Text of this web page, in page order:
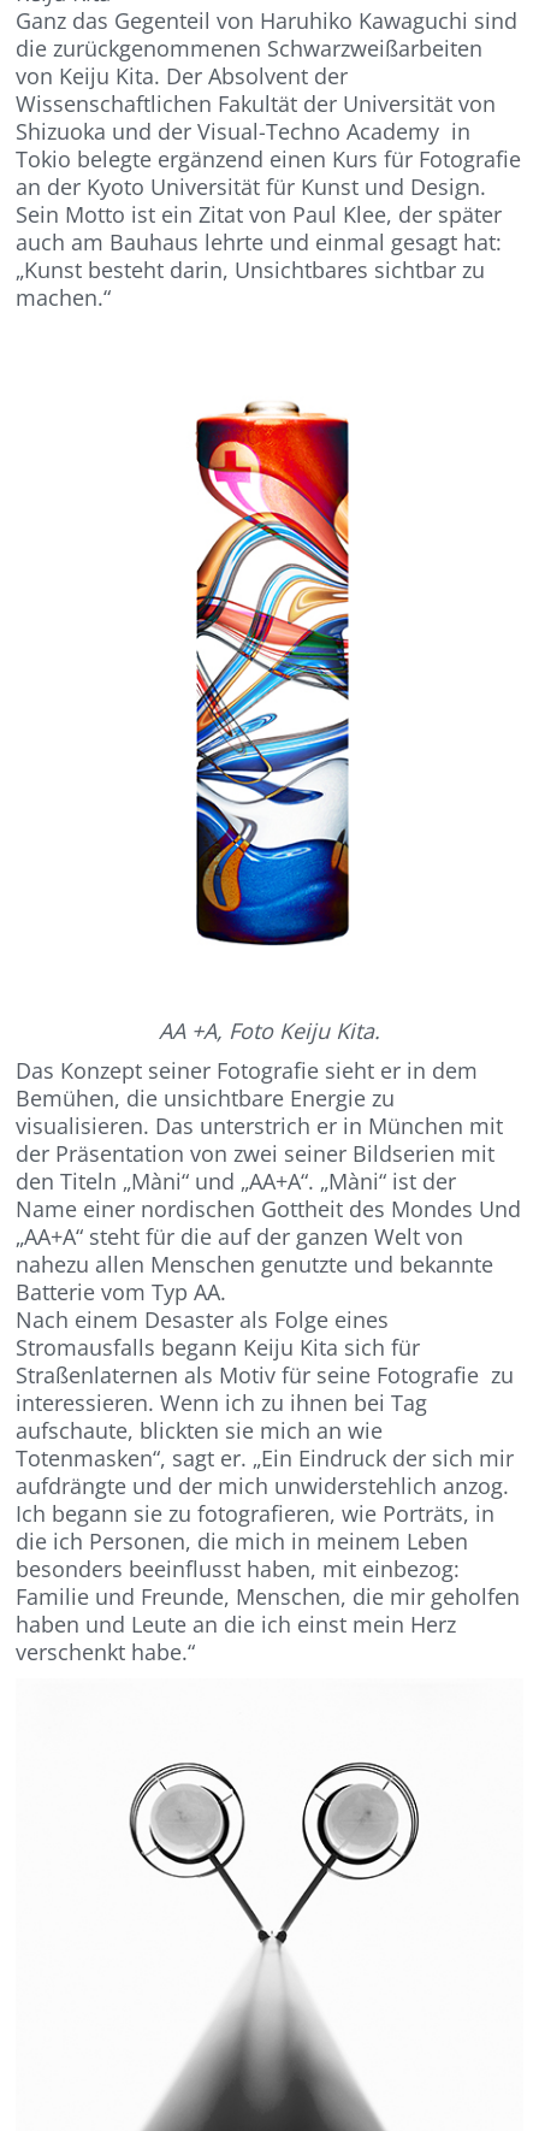
Ganz das Gegenteil von Haruhiko Kawaguchi sind
die zurückgenommenen Schwarzweißarbeiten
von Keiju Kita. Der Absolvent der
Wissenschaftlichen Fakultät der Universität von
Shizuoka und der Visual-Techno Academy in
Tokio belegte ergänzend einen Kurs für Fotografie
an der Kyoto Universität für Kunst und Design.
Sein Motto ist ein Zitat von Paul Klee, der später
auch am Bauhaus lehrte und einmal gesagt hat:
„Kunst besteht darin, Unsichtbares sichtbar zu
machen.“
AA +A, Foto Keiju Kita.
Das Konzept seiner Fotografie sieht er in dem
Bemühen, die unsichtbare Energie zu
visualisieren. Das unterstrich er in München mit
der Präsentation von zwei seiner Bildserien mit
den Titeln „Màni“ und „AA+A“. „Màni“ ist der
Name einer nordischen Gottheit des Mondes Und
„AA+A“ steht für die auf der ganzen Welt von
nahezu allen Menschen genutzte und bekannte
Batterie vom Typ AA.
Nach einem Desaster als Folge eines
Stromausfalls begann Keiju Kita sich für
Straßenlaternen als Motiv für seine Fotografie zu
interessieren. Wenn ich zu ihnen bei Tag
aufschaute, blickten sie mich an wie
Totenmasken“, sagt er. „Ein Eindruck der sich mir
aufdrängte und der mich unwiderstehlich anzog.
Ich begann sie zu fotografieren, wie Porträts, in
die ich Personen, die mich in meinem Leben
besonders beeinflusst haben, mit einbezog:
Familie und Freunde, Menschen, die mir geholfen
haben und Leute an die ich einst mein Herz
verschenkt habe.“